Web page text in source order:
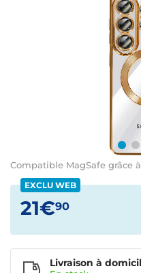
Compatible MagSafe grâce
EXCLU WEB
21€90
Livraison à